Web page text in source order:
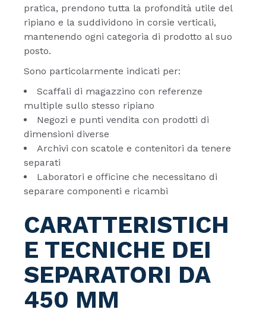
pratica, prendono tutta la profondità utile del
ripiano e la suddividono in corsie verticali,
mantenendo ogni categoria di prodotto al suo
posto.
Sono particolarmente indicati per:
Scaffali di magazzino con referenze
multiple sullo stesso ripiano
Negozi e punti vendita con prodotti di
dimensioni diverse
Archivi con scatole e contenitori da tenere
separati
Laboratori e officine che necessitano di
separare componenti e ricambi
CARATTERISTICH
E TECNICHE DEI
SEPARATORI DA
450 MM